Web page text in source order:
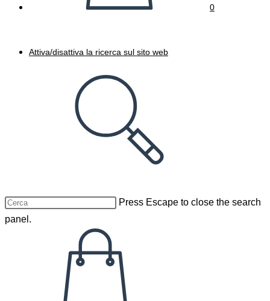
0
Attiva/disattiva la ricerca sul sito web
Press Escape to close the search
panel.